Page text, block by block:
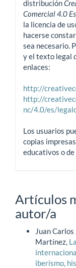
distribución
Comercial 4.0
la licencia de
hacerse
sea necesario.
y el texto legal
enlaces:
http://
http://
nc/4.0/es/
Los usuarios
copias
educativos o
Artículos
autor/a
Juan
Martínez,
iberismo,